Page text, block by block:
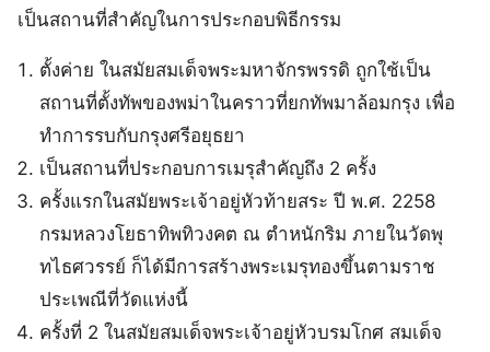
เป็นสถานที่สำคัญในการประกอบพิธีกรรม
ตั้งค่าย ในสมัยสมเด็จพระมหาจักรพรรดิ ถูกใช้เป็น
สถานที่ตั้งทัพของพม่าในคราวที่ยกทัพมาล้อมกรุง เพื่อ
ทำการรบกับกรุงศรีอยุธยา
เป็นสถานที่ประกอบการเมรุสำคัญถึง 2 ครั้ง
ครั้งแรกในสมัยพระเจ้าอยู่หัวท้ายสระ ปี พ.ศ. 2258
กรมหลวงโยธาทิพทิวงคต ณ ตำหนักริม ภายในวัดพุ
ทไธศวรรย์ ก็ได้มีการสร้างพระเมรุทองขึ้นตามราช
ประเพณีที่วัดแห่งนี้
ครั้งที่ 2 ในสมัยสมเด็จพระเจ้าอยู่หัวบรมโกศ สมเด็จ